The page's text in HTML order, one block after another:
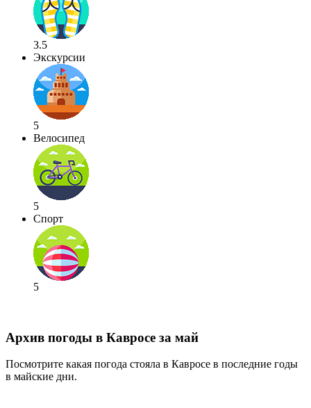
3.5
Экскурсии
5
Велосипед
5
Спорт
5
Архив погоды в Кавросе за май
Посмотрите какая погода стояла в Кавросе в последние годы
в майские дни.